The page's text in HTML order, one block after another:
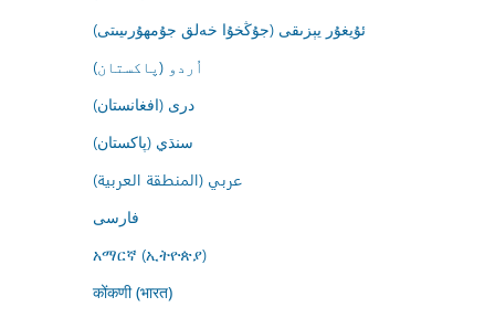
ئۇيغۇر يېزىقى (جۇڭخۇا خەلق جۇمھۇرىيىتى)
اُردو (پاکستان)
درى (افغانستان)
سنڌي (پاکستان)
عربي (المنطقة العربية)
فارسى
አማርኛ (ኢትዮጵያ)
कोंकणी (भारत)